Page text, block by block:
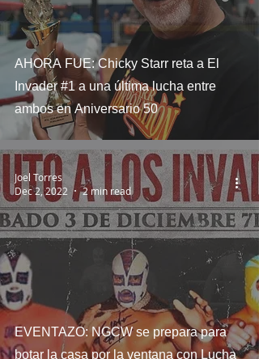
AHORA FUE: Chicky Starr reta a El
Invader #1 a una última lucha entre
ambos en Aniversario 50
EVENTAZO: NGCW se prepara para
botar la casa por la ventana con Lucha
Joel Torres
Dec 2, 2022
2 min read